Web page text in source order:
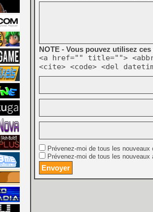
NOTE - Vous pouvez utilisez
<a href="" title="">
<cite> <code> <del
Prévenez-moi de tous les nouveaux
Prévenez-moi de tous les nouveaux